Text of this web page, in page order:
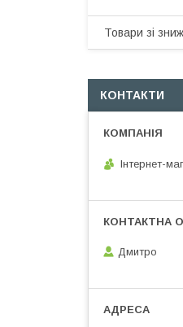
Товари зі
КОНТАКТИ
Інтернет-
Дмитро